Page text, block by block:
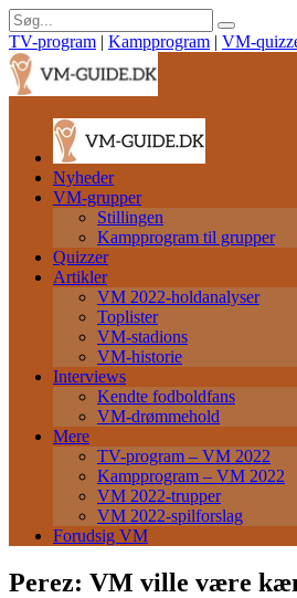
TV-program | Kampprogram | VM-
Nyheder
VM-grupper
Stillingen
Kampprogram til grupper
Quizzer
Artikler
VM 2022-holdanalyser
Toplister
VM-stadions
VM-historie
Interviews
Kendte fodboldfans
VM-drømmehold
Mere
TV-program – VM 2022
Kampprogram – VM 2022
VM 2022-trupper
VM 2022-spilforslag
Forudsig VM
Perez: VM ville være